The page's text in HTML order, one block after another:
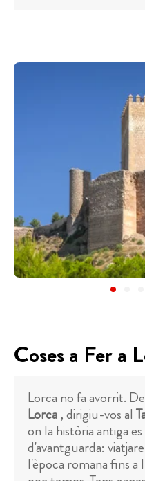
Coses a Fer a
Lorca no fa avorrit.
Lorca, dirigiu-vos al
on la història antiga
d'avantguarda:
l'època romana fins